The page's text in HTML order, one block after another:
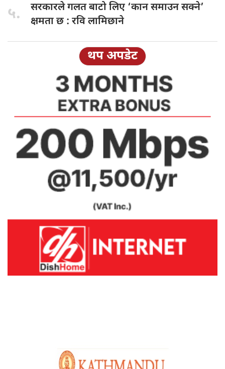
५. सरकारले गलतबाटो लिए ‘कान समाउन सक्ने’
क्षमता छ : रवि लामिछाने
थप अपडेट